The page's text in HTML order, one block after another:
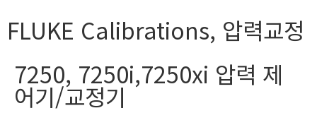
FLUKE Calibrations, 압력교정
7250, 7250i,7250xi 압력 제
어기/교정기